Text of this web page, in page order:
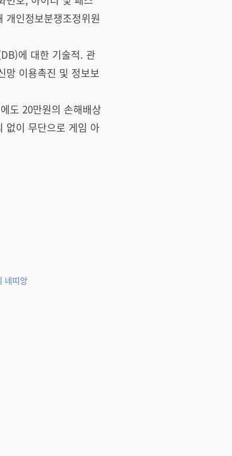
개인정보분쟁조정위원
에 대한 기술적. 관
망 이용촉진 및 정보보
도 20만원의 손해배상
없이 무단으로 게임 아
네띠앙